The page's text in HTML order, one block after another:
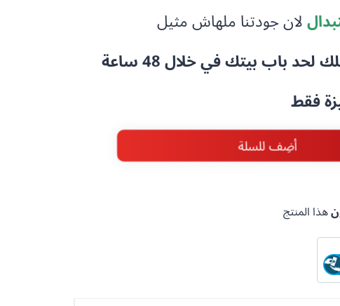
لان جودتنا ملهاش مثيل
باب بيتك في خلال 48 ساعة
فقط
أضِف للسلة
هذا المنتج